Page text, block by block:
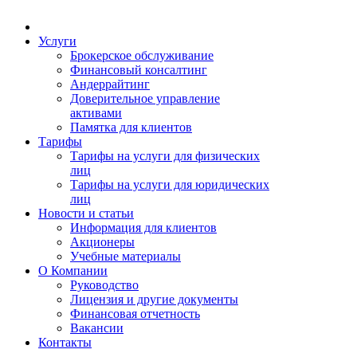
Услуги
Брокерское обслуживание
Финансовый консалтинг
Андеррайтинг
Доверительное управление
активами
Памятка для клиентов
Тарифы
Тарифы на услуги для физических
лиц
Тарифы на услуги для юридических
лиц
Новости и статьи
Информация для клиентов
Акционеры
Учебные материалы
О Компании
Руководство
Лицензия и другие документы
Финансовая отчетность
Вакансии
Контакты